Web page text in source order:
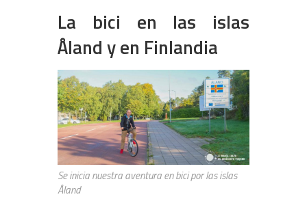
La bici en las islas
Åland y en Finlandia
Se inicia nuestra aventura en bici por las islas
Åland